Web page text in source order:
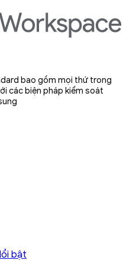
bao gồm mọi thứ trong
các biện pháp kiểm soát